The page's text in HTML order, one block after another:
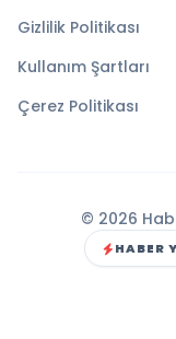
Gizlilik Politikası
Kullanım Şartları
Çerez Politikası
© 2026
HABER